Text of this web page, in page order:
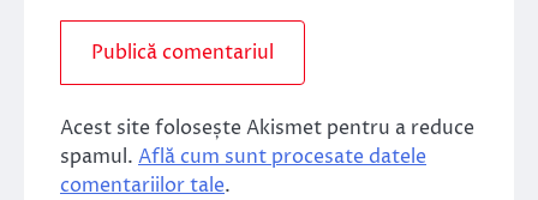
Acest site folosește Akismet pentru a reduce
spamul. Află cum sunt procesate datele
comentariilor tale.